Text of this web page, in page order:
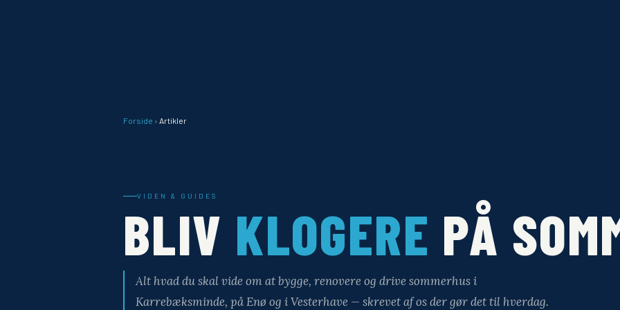
Forside › Artikler
VIDEN & GUIDES
BLIV KLOGERE PÅ
Alt hvad du skal vide om at bygge, renovere og drive sommerhus i
Karrebæksminde, på Enø og i Vesterhave — skrevet af os der gør det til hverdag.